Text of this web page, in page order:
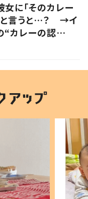
に「そのカレー
と言うと…？ →イ
“カレーの認